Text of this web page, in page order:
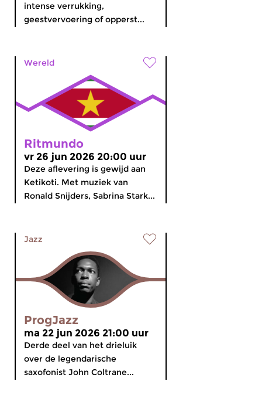
intense verrukking,
geestvervoering of opperst...
Wereld
Ritmundo
vr 26 jun 2026 20:00 uur
Deze aflevering is gewijd aan
Ketikoti. Met muziek van
Ronald Snijders, Sabrina Stark...
Jazz
ProgJazz
ma 22 jun 2026 21:00 uur
Derde deel van het drieluik
over de legendarische
saxofonist John Coltrane...